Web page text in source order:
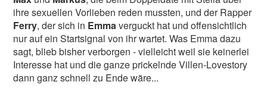
ihre sexuellen Vorlieben reden mussten, und der Rapper
Ferry, der sich in Emmaverguckt hat und offensichtlich
nur auf ein Startsignal von ihr wartet. Was Emma dazu
sagt, blieb bisher verborgen - vielleicht weil sie keinerlei
Interesse hat und die ganze prickelnde Villen-Lovestory
dann ganz schnell zu Ende wäre...